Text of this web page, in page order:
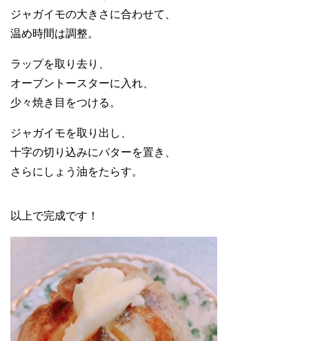
ジャガイモの大きさに合わせて、
温め時間は調整。
ラップを取り去り、
オーブントースターに入れ、
少々焼き目をつける。
ジャガイモを取り出し、
十字の切り込みにバターを置き、
さらにしょう油をたらす。
以上で完成です！